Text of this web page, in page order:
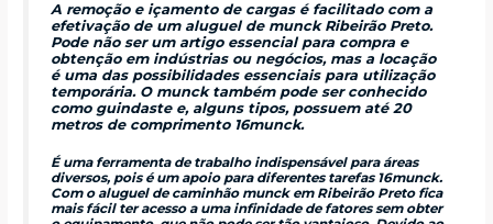
A remoção e içamento de cargas é facilitado com a
efetivação de um aluguel de munck Ribeirão Preto.
Pode não ser um artigo essencial para compra e
obtenção em indústrias ou negócios, mas a locação
é uma das possibilidades essenciais para utilização
temporária. O munck também pode ser conhecido
como guindaste e, alguns tipos, possuem até 20
metros de comprimento 16munck.
É uma ferramenta de trabalho indispensável para áreas
diversos, pois é um apoio para diferentes tarefas 16munck.
Com o aluguel de caminhão munck em Ribeirão Preto fica
mais fácil ter acesso a uma infinidade de fatores sem obter